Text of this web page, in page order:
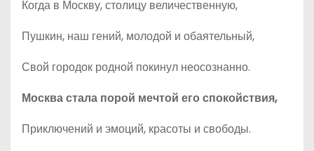
Когда в Москву, столицу величественную,
Пушкин, наш гений, молодой и обаятельный,
Свой городок родной покинул неосознанно.
Москва стала порой мечтой его спокойствия,
Приключений и эмоций, красоты и свободы.